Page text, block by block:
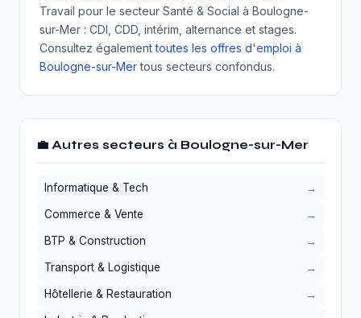
Travail pour le secteur Santé & Social à Boulogne-
sur-Mer : CDI, CDD, intérim, alternance et stages.
Consultez égalementtoutes les offres d'emploi à
Boulogne-sur-Mertous secteurs confondus.
💼 Autres secteurs à Boulogne-sur-Mer
Informatique & Tech
Commerce & Vente
BTP & Construction
Transport & Logistique
Hôtellerie & Restauration